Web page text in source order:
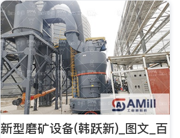
新型磨矿设备(韩跃新)_图文_百